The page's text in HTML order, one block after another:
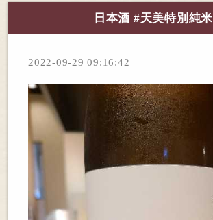
日本酒 #天美特別純米
2022-09-29 09:16:42